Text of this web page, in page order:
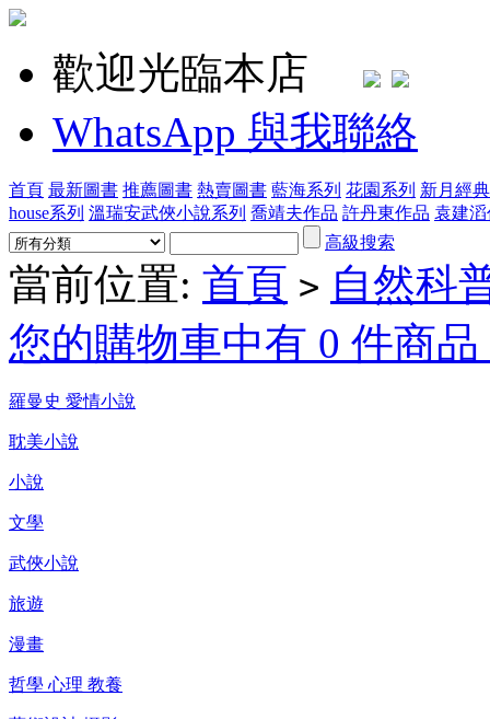
歡迎光臨本店
WhatsApp 與我聯絡
首頁 最新圖書 推薦圖書 熱賣圖書 藍海系列 花園系列 新月經
house系列 溫瑞安武俠小說系列 喬靖夫作品 許丹東作品 袁建
高級搜索
當前位置: 首頁 > 自然科
您的購物車中有 0 件商
羅曼史 愛情小說
耽美小說
小說
文學
武俠小說
旅遊
漫畫
哲學 心理 教養